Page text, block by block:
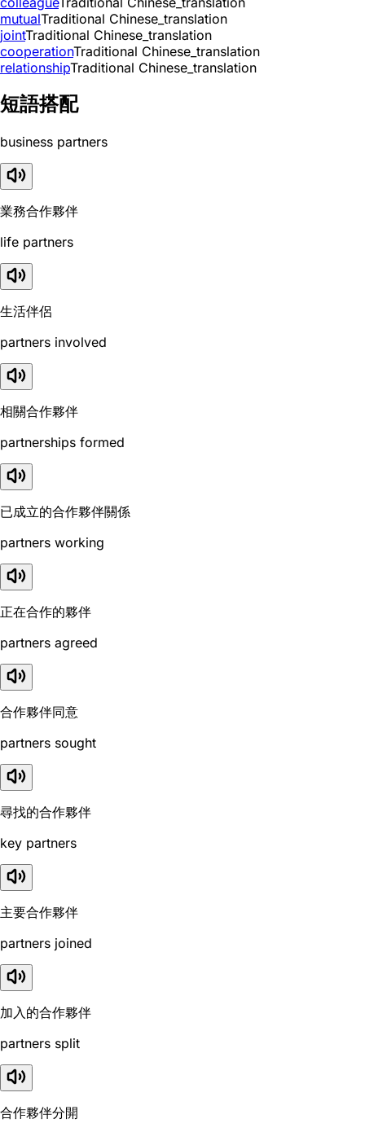
mutualTraditional Chinese_translation
jointTraditional Chinese_translation
cooperationTraditional Chinese_translation
relationshipTraditional Chinese_translation
短語搭配
business partners
業務合作夥伴
life partners
生活伴侶
partners involved
相關合作夥伴
partnerships formed
已成立的合作夥伴關係
partners working
正在合作的夥伴
partners agreed
合作夥伴同意
partners sought
尋找的合作夥伴
key partners
主要合作夥伴
partners joined
加入的合作夥伴
partners split
合作夥伴分開